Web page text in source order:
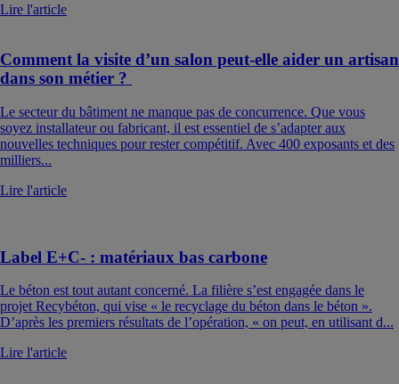
Lire l'article
Comment la visite d’un salon peut-elle aider un artisan
dans son métier ?
Le secteur du bâtiment ne manque pas de concurrence. Que vous
soyez installateur ou fabricant, il est essentiel de s’adapter aux
nouvelles techniques pour rester compétitif. Avec 400 exposants et des
milliers...
Lire l'article
Label E+C- : matériaux bas carbone
Le béton est tout autant concerné. La filière s’est engagée dans le
projet Recybéton, qui vise « le recyclage du béton dans le béton ».
D’après les premiers résultats de l’opération, « on peut, en utilisant d...
Lire l'article